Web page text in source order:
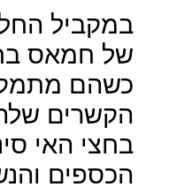
במקביל
של חמאס
כשהם
הקשרים
בחצי האי
הכספים